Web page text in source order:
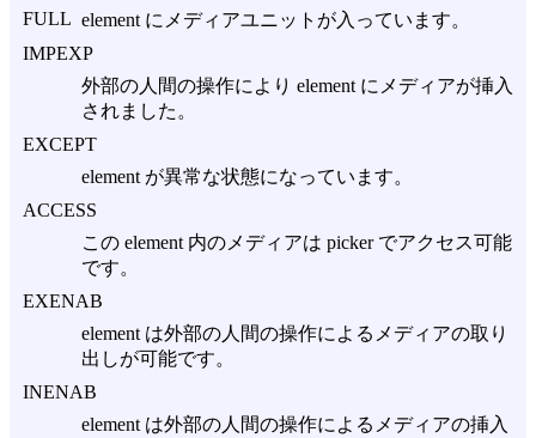
FULL element にメディアユニットが入っています。
IMPEXP
外部の人間の操作により element にメディアが挿入
されました。
EXCEPT
element が異常な状態になっています。
ACCESS
この element 内のメディアは picker でアクセス可能
です。
EXENAB
element は外部の人間の操作によるメディアの取り
出しが可能です。
INENAB
element は外部の人間の操作によるメディアの挿入